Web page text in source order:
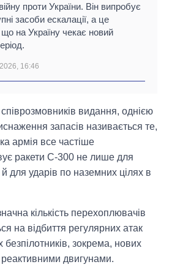
проти України. Він випробує
засоби ескалації, а це
на Україну чекає новий
16:46
видання, однією
запасів називається те,
армія все частіше
ракети С-300 не лише для
для ударів по наземних цілях в
кількість перехоплювачів
на відбиття регулярних атак
безпілотників, зокрема, нових
реактивними двигунами.